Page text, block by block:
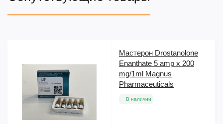
Мастерон Drostanolone
Enanthate 5 amp x 200
mg/1ml Magnus
Pharmaceuticals
В наличии